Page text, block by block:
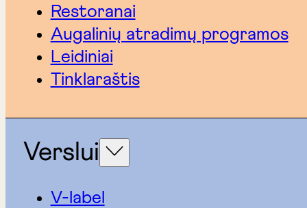
Restoranai
Augalinių atradimų programos
Leidiniai
Tinklaraštis
Verslui
V-label